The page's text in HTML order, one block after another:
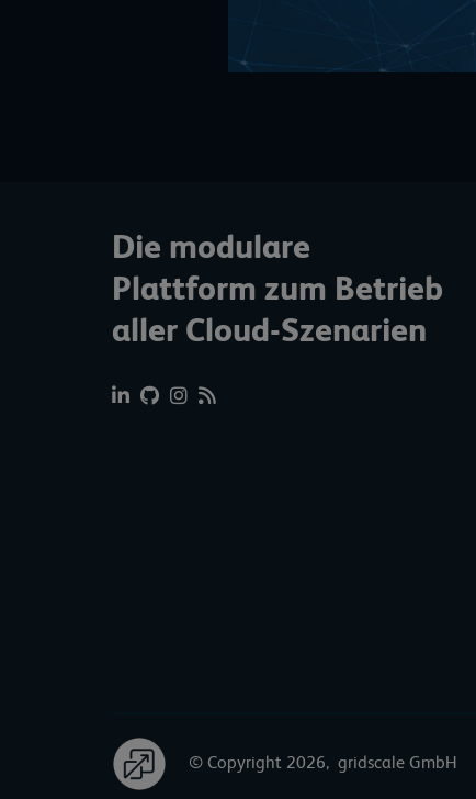
Die modulare
Plattform zum Betrieb
aller Cloud-Szenarien
© Copyright 2026, gridscale GmbH